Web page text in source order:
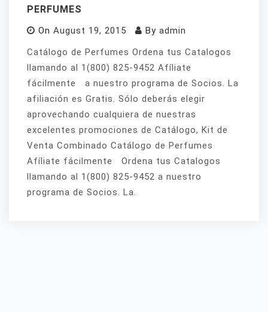
PERFUMES
On August 19, 2015 By admin
Catálogo de Perfumes Ordena tus Catalogos
llamando al 1(800) 825-9452 Afíliate
fácilmente a nuestro programa de Socios. La
afiliación es Gratis. Sólo deberás elegir
aprovechando cualquiera de nuestras
excelentes promociones de Catálogo, Kit de
Venta Combinado Catálogo de Perfumes
Afíliate fácilmente Ordena tus Catalogos
llamando al 1(800) 825-9452 a nuestro
programa de Socios. La.